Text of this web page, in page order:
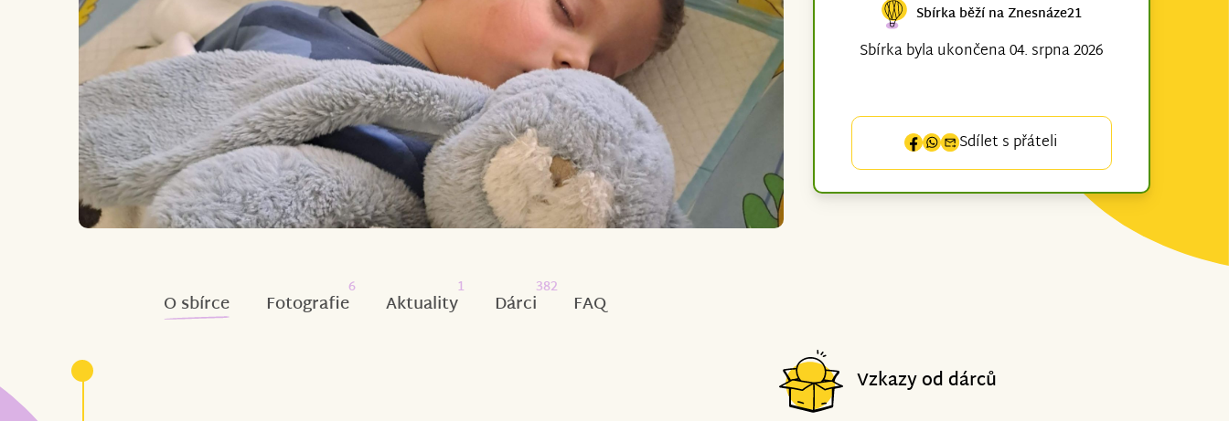
Sbírka běží na Znesnáze21
Sbírka byla ukončena 04. srpna 2026
Sdílet s přáteli
O sbírce Fotografie
6
Aktuality
1
Dárci
382
FAQ
Vzkazy od dárců